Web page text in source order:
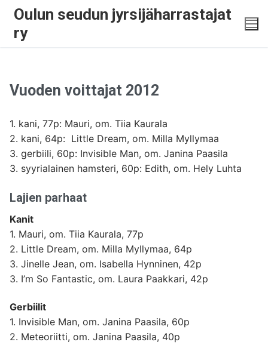
Oulun seudun jyrsijäharrastajat
ry
Vuoden voittajat 2012
1. kani, 77p: Mauri, om. Tiia Kaurala
2. kani, 64p: Little Dream, om. Milla Myllymaa
3. gerbiili, 60p: Invisible Man, om. Janina Paasila
3. syyrialainen hamsteri, 60p: Edith, om. Hely Luhta
Lajien parhaat
Kanit
1. Mauri, om. Tiia Kaurala, 77p
2. Little Dream, om. Milla Myllymaa, 64p
3. Jinelle Jean, om. Isabella Hynninen, 42p
3. I’m So Fantastic, om. Laura Paakkari, 42p
Gerbiilit
1. Invisible Man, om. Janina Paasila, 60p
2. Meteoriitti, om. Janina Paasila, 40p